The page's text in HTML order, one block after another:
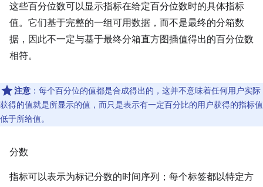
这些百分位数可以显示指标在给定百分位数时的具体指标
值。它们基于完整的一组可用数据，而不是最终的分箱数
据，因此不一定与基于最终分箱直方图插值得出的百分位数
相符。
注意 ：每个百分位的值都是合成得出的，这并不意味着任何用户实际
获得的值就是所显示的值，而只是表示有一定百分比的用户获得的指标值
低于所给值。
分数
指标可以表示为标记分数的时间序列；每个标签都以特定方